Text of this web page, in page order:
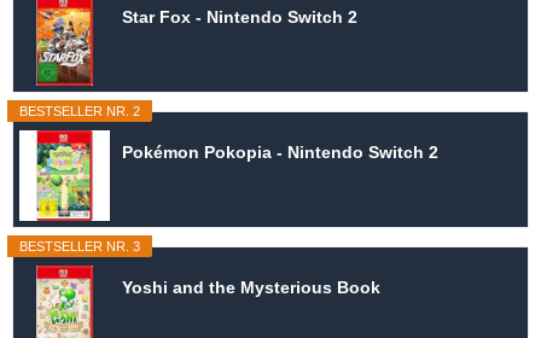
Star Fox - Nintendo Switch 2
BESTSELLER NR. 2
Pokémon Pokopia - Nintendo Switch 2
BESTSELLER NR. 3
Yoshi and the Mysterious Book